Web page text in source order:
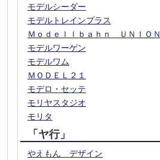
モデルシーダー
モデルトレインプラス
Ｍｏｄｅｌｌｂａｈｎ ＵＮＩＯＮ
モデルワーゲン
モデルワム
ＭＯＤＥＬ２１
モデロ・セッテ
モリヤスタジオ
モリタ
「ヤ行」
やえもん デザイン